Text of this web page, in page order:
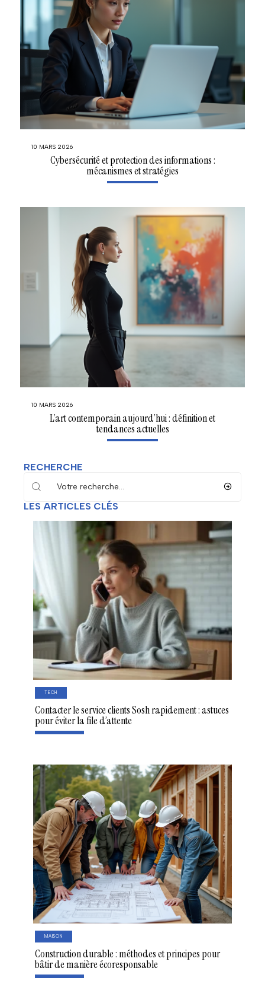
10 MARS 2026
Cybersécurité et protection des informations :
mécanismes et stratégies
10 MARS 2026
L’art contemporain aujourd’hui : définition et
tendances actuelles
RECHERCHE
LES ARTICLES CLÉS
TECH
Contacter le service clients Sosh rapidement : astuces
pour éviter la file d’attente
MAISON
Construction durable : méthodes et principes pour
bâtir de manière écoresponsable